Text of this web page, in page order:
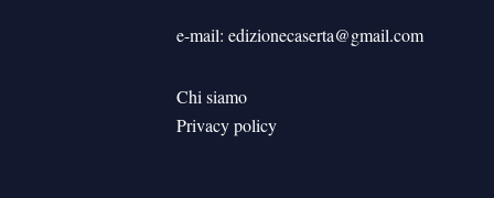
e-mail: edizionecaserta@gmail.com
Chi siamo
Privacy policy